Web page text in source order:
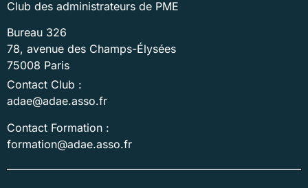
Club des administrateurs de PME
Bureau 326
78, avenue des Champs-Élysées
75008 Paris
Contact Club :
adae@adae.asso.fr
Contact Formation :
formation@adae.asso.fr